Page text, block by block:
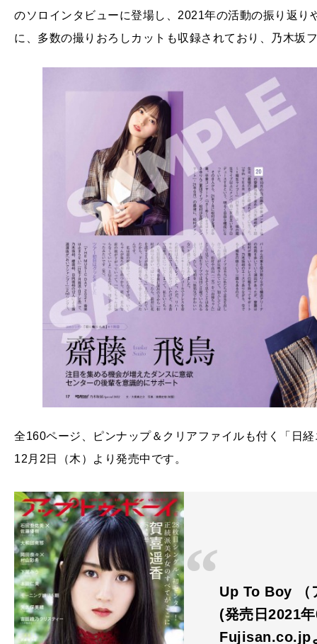
のソロインタビューに登場し、2021年の活動の振り返
に、多数の撮りおろしカットも収録されており、乃木坂
全160ページ、ピンナップ＆クリアファイルも付く「日
12月2日（木）より発売中です。
Up To Boy （
(発売日2021
Fujisan.co.jp